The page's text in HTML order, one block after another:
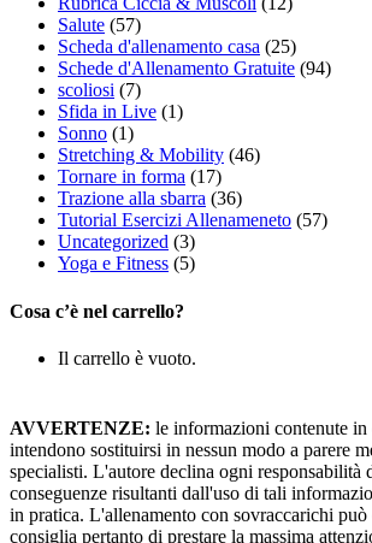
Salute (57)
Scheda d'allenamento casa (25)
Schede d'Allenamento Gratuite (94)
scoliosi (7)
Sfida in Live (1)
Sonno (1)
Stretching & Mobility (46)
Tornare in forma (17)
Trazione alla sbarra (36)
Tutorial Esercizi Allenameneto (57)
Uncategorized (3)
Yoga e Fitness (5)
Cosa c’è nel carrello?
Il carrello è vuoto.
AVVERTENZE: le informazioni contenute in
intendono sostituirsi in nessun modo a parere
specialisti. L'autore declina ogni responsabilità
conseguenze risultanti dall'uso di tali
in pratica. L'allenamento con sovraccarichi
consiglia pertanto di prestare la massima